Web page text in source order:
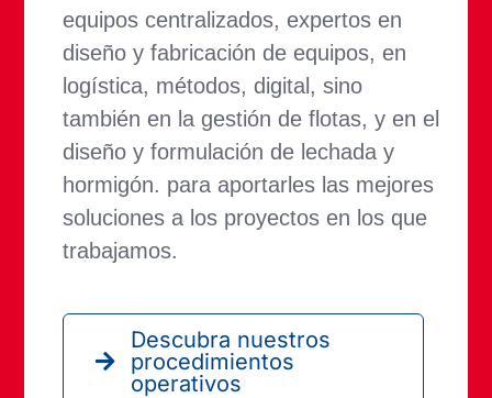
equipos centralizados, expertos en
diseño y fabricación de equipos, en
logística, métodos, digital, sino
también en la gestión de flotas, y en el
diseño y formulación de lechada y
hormigón. para aportarles las mejores
soluciones a los proyectos en los que
trabajamos.
Descubra nuestros
procedimientos
operativos